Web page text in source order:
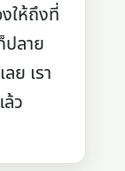
ให้ถึงที่
ลาย
ย เรา
ว